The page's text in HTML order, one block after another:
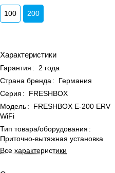
100 200
Характеристики
Гарантия :
2 года
Страна бренда :
Германия
Серия :
FRESHBOX
Модель:
FRESHBOX E-200 ERV
WiFi
Тип товара/оборудования :
Приточно-вытяжная установка
Все характеристики